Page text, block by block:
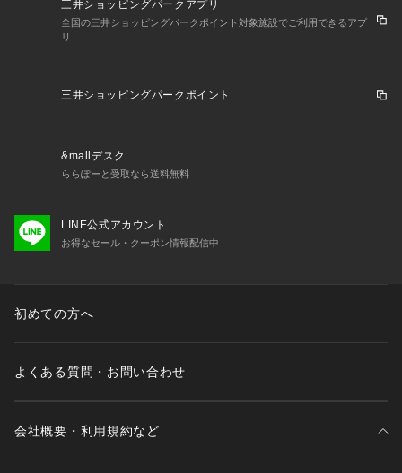
三井ショッピングパークアプリ
全国の三井ショッピングパークポイント対象施設でご利用できるアプ
リ
三井ショッピングパークポイント
&mallデスク
ららぽーと受取なら送料無料
LINE公式アカウント
お得なセール・クーポン情報配信中
初めての方へ
よくある質問・お問い合わせ
会社概要・利用規約など